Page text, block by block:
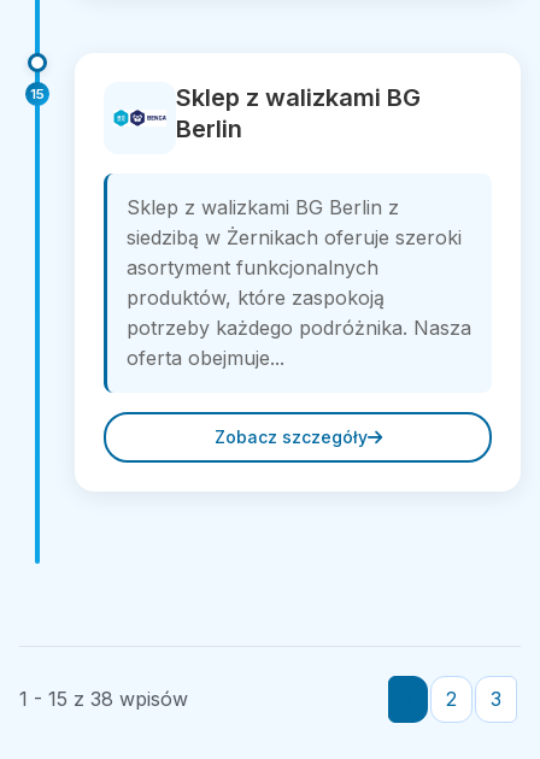
15
Sklep z walizkami BG
Berlin
Sklep z walizkami BG Berlin z
siedzibą w Żernikach oferuje szeroki
asortyment funkcjonalnych
produktów, które zaspokoją
potrzeby każdego podróżnika. Nasza
oferta obejmuje...
Zobacz szczegóły
1 - 15 z 38 wpisów 2 3